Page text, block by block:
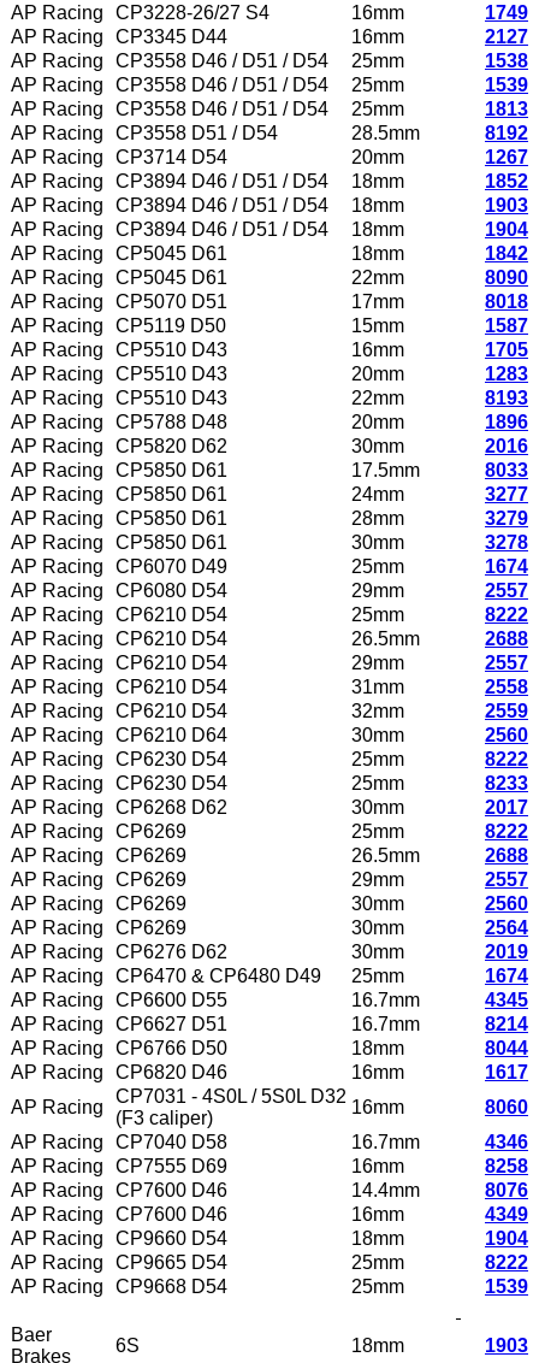
AP Racing
CP3228-26/27 S4 16mm
1749
AP Racing
CP3345 D44 16mm
2127
AP Racing
CP3558 D46 / D51 / D54 25mm
1538
AP Racing
CP3558 D46 / D51 / D54 25mm
1539
AP Racing
CP3558 D46 / D51 / D54 25mm
1813
AP Racing
CP3558 D51 / D54 28.5mm
8192
AP Racing
CP3714 D54 20mm
1267
AP Racing
CP3894 D46 / D51 / D54 18mm
1852
AP Racing
CP3894 D46 / D51 / D54 18mm
1903
AP Racing
CP3894 D46 / D51 / D54 18mm
1904
AP Racing
CP5045 D61 18mm
1842
AP Racing
CP5045 D61 22mm
8090
AP Racing
CP5070 D51 17mm
8018
AP Racing
CP5119 D50 15mm
1587
AP Racing
CP5510 D43 16mm
1705
AP Racing
CP5510 D43 20mm
1283
AP Racing
CP5510 D43 22mm
8193
AP Racing
CP5788 D48 20mm
1896
AP Racing
CP5820 D62 30mm
2016
AP Racing
CP5850 D61 17.5mm
8033
AP Racing
CP5850 D61 24mm
3277
AP Racing
CP5850 D61 28mm
3279
AP Racing
CP5850 D61 30mm
3278
AP Racing
CP6070 D49 25mm
1674
AP Racing
CP6080 D54 29mm
2557
AP Racing
CP6210 D54 25mm
8222
AP Racing
CP6210 D54 26.5mm
2688
AP Racing
CP6210 D54 29mm
2557
AP Racing
CP6210 D54 31mm
2558
AP Racing
CP6210 D54 32mm
2559
AP Racing
CP6210 D64 30mm
2560
AP Racing
CP6230 D54 25mm
8222
AP Racing
CP6230 D54 25mm
8233
AP Racing
CP6268 D62 30mm
2017
AP Racing
CP6269 25mm
8222
AP Racing
CP6269 26.5mm
2688
AP Racing
CP6269 29mm
2557
AP Racing
CP6269 30mm
2560
AP Racing
CP6269 30mm
2564
AP Racing
CP6276 D62 30mm
2019
AP Racing
CP6470 & CP6480 D49 25mm
1674
AP Racing
CP6600 D55 16.7mm
4345
AP Racing
CP6627 D51 16.7mm
8214
AP Racing
CP6766 D50 18mm
8044
AP Racing
CP6820 D46 16mm
1617
AP Racing
CP7031 - 4S0L / 5S0L D32
(F3 caliper)
16mm
8060
AP Racing
CP7040 D58 16.7mm
4346
AP Racing
CP7555 D69 16mm
8258
AP Racing
CP7600 D46 14.4mm
8076
AP Racing
CP7600 D46 16mm
4349
AP Racing
CP9660 D54 18mm
1904
AP Racing
CP9665 D54 25mm
8222
AP Racing
CP9668 D54 25mm 1539
Baer
Brakes
6S 18mm
1903